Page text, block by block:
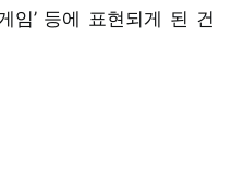
임’ 등에 표현되게 된 건